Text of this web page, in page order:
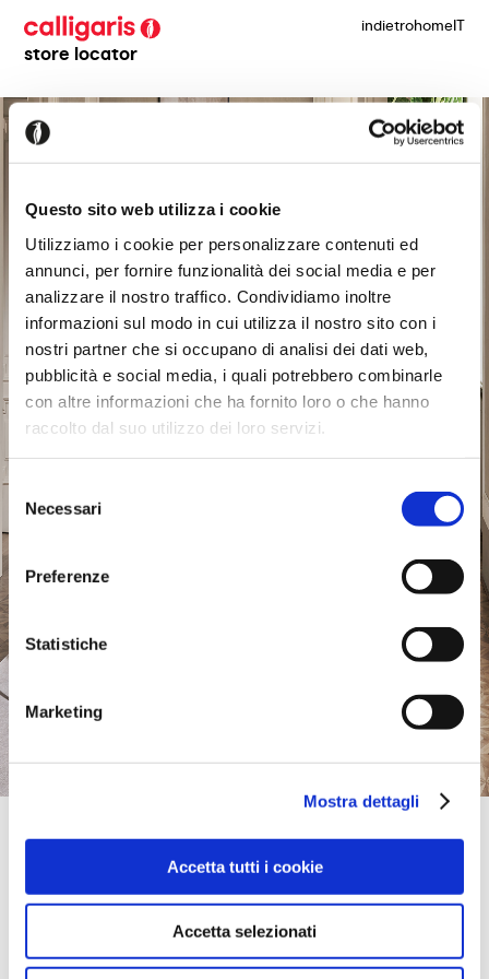
Questo sito web utilizza i cookie
Utilizziamo i cookie per personalizzare contenuti ed
annunci, per fornire funzionalità dei social media e per
analizzare il nostro traffico. Condividiamo inoltre
informazioni sul modo in cui utilizza il nostro sito con i
nostri partner che si occupano di analisi dei dati web,
pubblicità e social media, i quali potrebbero combinarle
con altre informazioni che ha fornito loro o che hanno
raccolto dal suo utilizzo dei loro servizi.
Selezione
del
consenso
Necessari
Preferenze
Statistiche
Marketing
Mostra dettagli
Accetta tutti i cookie
Accetta selezionati
store locator
indietrohomeIT
IVANA GORANA KOVACICA 203B,
78000, BANJA LUKA, Bosnia-Erzegovina
portami qui